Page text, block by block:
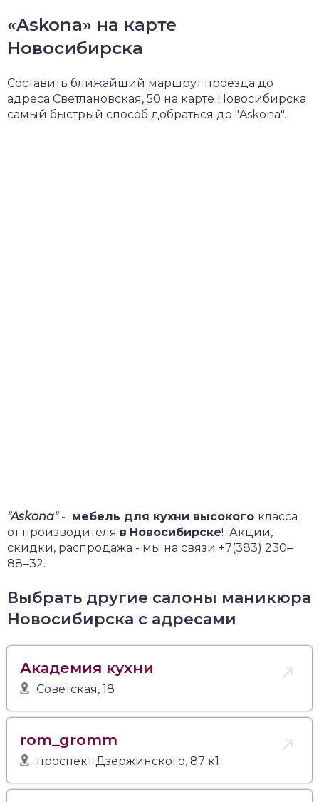
«Askona» на карте
Новосибирска
Составить ближайший маршрут проезда до
адреса Светлановская, 50 на карте Новосибирска
самый быстрый способ добраться до "Askona".
"Askona"- мебель для кухни высокого класса
от производителя в Новосибирске! Акции,
скидки, распродажа - мы на связи +7(383) 230‒
88‒32.
Выбрать другие салоны маникюра
Новосибирска с адресами
Академия кухни
Советская, 18
rom_gromm
проспект Дзержинского, 87 к1